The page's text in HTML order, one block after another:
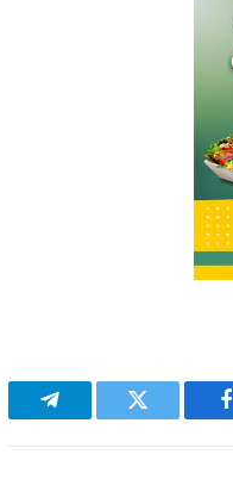
فيسبوك تويتر تيلقرام